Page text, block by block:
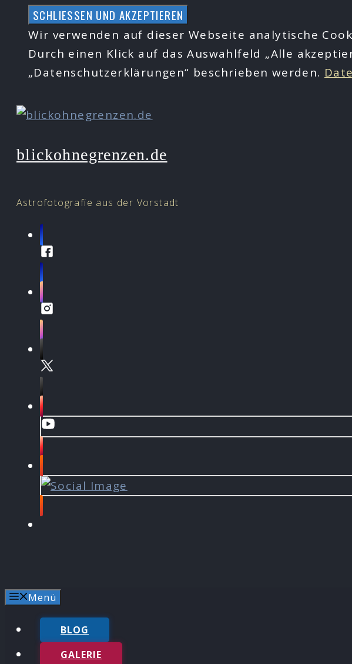
Inhalt
springen
Wir verwenden auf dieser Webseite analytische
Durch einen Klick auf das Auswahlfeld „Alle
„Datenschutzerklärungen“ beschrieben werden.
blickohnegrenzen.de
Astrofotografie aus der Vorstadt
Menü
BLOG
GALERIE